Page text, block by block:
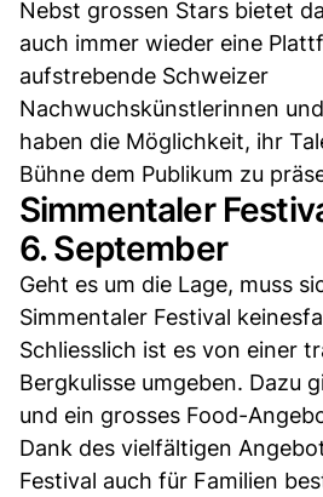
Nebst grossen Stars bietet
auch immer wieder eine
aufstrebende Schweizer
Nachwuchskünstlerinnen
haben die Möglichkeit, ihr
Bühne dem Publikum zu
Simmentaler
6. September
Geht es um die Lage, muss
Simmentaler Festival
Schliesslich ist es von einer
Bergkulisse umgeben. Dazu
und ein grosses Food-
Dank des vielfältigen
Festival auch für Familien